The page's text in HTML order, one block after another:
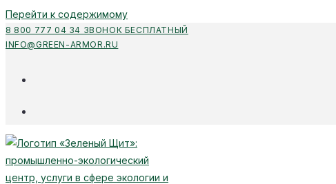
Перейти к содержимому
8 800 777 04 34 ЗВОНОК БЕСПЛАТНЫЙ
INFO@GREEN-ARMOR.RU